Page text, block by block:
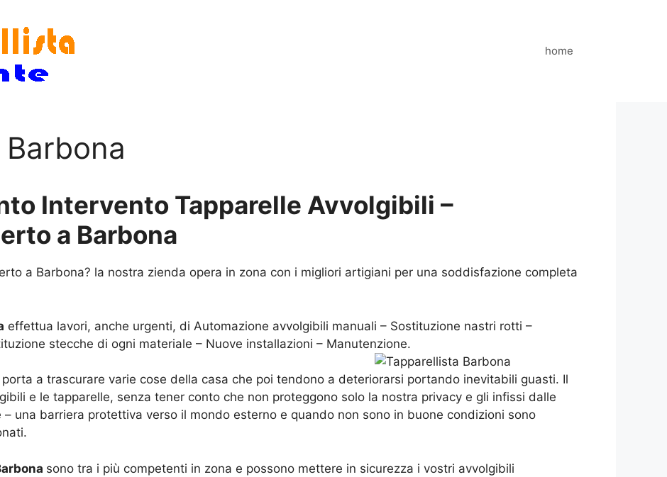
home
Intervento Tapparelle Avvolgibili –
a Barbona
a Barbona? la nostra zienda opera in zona con i migliori artigiani per una soddisfazione completa
effettua lavori, anche urgenti, di Automazione avvolgibili manuali – Sostituzione nastri rotti –
stecche di ogni materiale – Nuove installazioni – Manutenzione.
a trascurare varie cose della casa che poi tendono a deteriorarsi portando inevitabili guasti. Il
e le tapparelle, senza tener conto che non proteggono solo la nostra privacy e gli infissi dalle
una barriera protettiva verso il mondo esterno e quando non sono in buone condizioni sono
sono tra i più competenti in zona e possono mettere in sicurezza i vostri avvolgibili